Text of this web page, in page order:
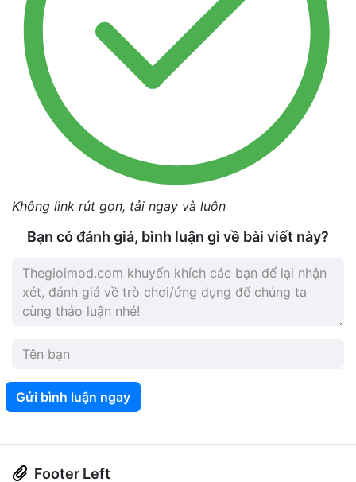
Không link rút gọn, tải ngay và luôn
Bạn có đánh giá, bình luận gì về bài viết này?
Gửi bình luận ngay
Footer Left